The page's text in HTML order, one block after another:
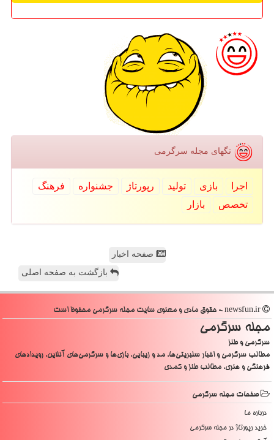
تگهای مجله سرگرمی
اجرا بازی تولید رپورتاژ جشنواره
فرهنگ
تخصص
بازار
صفحه اخبار
بازگشت به صفحه اصلی
مجله سرگرمی
سرگرمی و طنز
مطالب سرگرمی و اخبار سلبریتی‌ها، مد و زیبایی، بازی‌ها و سرگرمی‌های آنلاین، رویدادهای
فرهنگی و هنری، مطالب طنز و کمدی
صفحات مجله سرگرمی
درباره ما
خرید رپورتاژ در مجله سرگرمی